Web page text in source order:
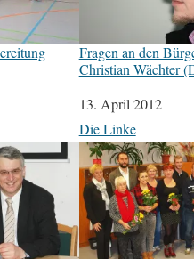
Fragen an den
Christian Wächter
Datum
13. April 2012
In Bezug auf
Die Linke